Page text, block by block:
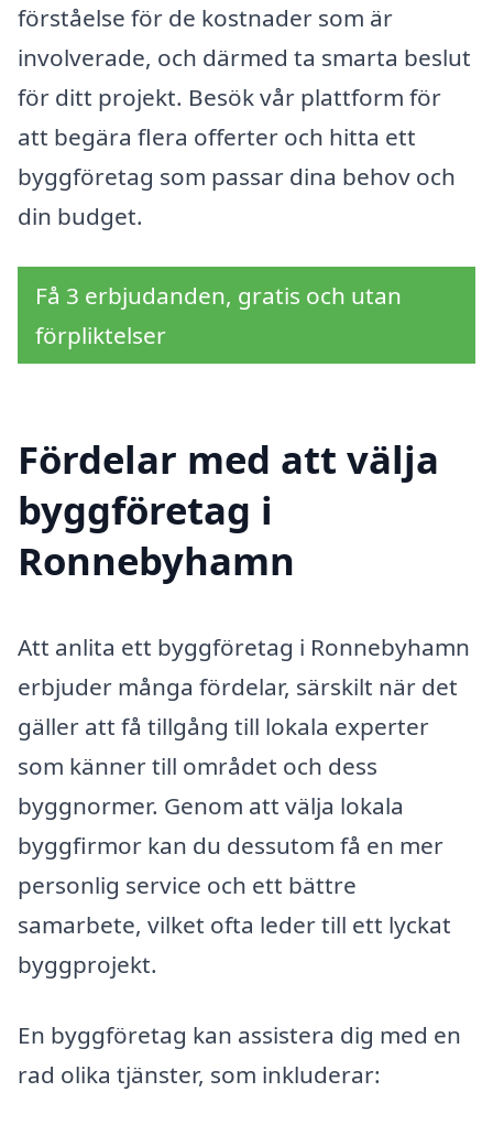
förståelse för de kostnader som är
involverade, och därmed ta smarta beslut
för ditt projekt. Besök vår plattform för
att begära flera offerter och hitta ett
byggföretag som passar dina behov och
din budget.
Få 3 erbjudanden, gratis och utan
förpliktelser
Fördelar med att välja
byggföretag i
Ronnebyhamn
Att anlita ett byggföretag i Ronnebyhamn
erbjuder många fördelar, särskilt när det
gäller att få tillgång till lokala experter
som känner till området och dess
byggnormer. Genom att välja lokala
byggfirmor kan du dessutom få en mer
personlig service och ett bättre
samarbete, vilket ofta leder till ett lyckat
byggprojekt.
En byggföretag kan assistera dig med en
rad olika tjänster, som inkluderar: